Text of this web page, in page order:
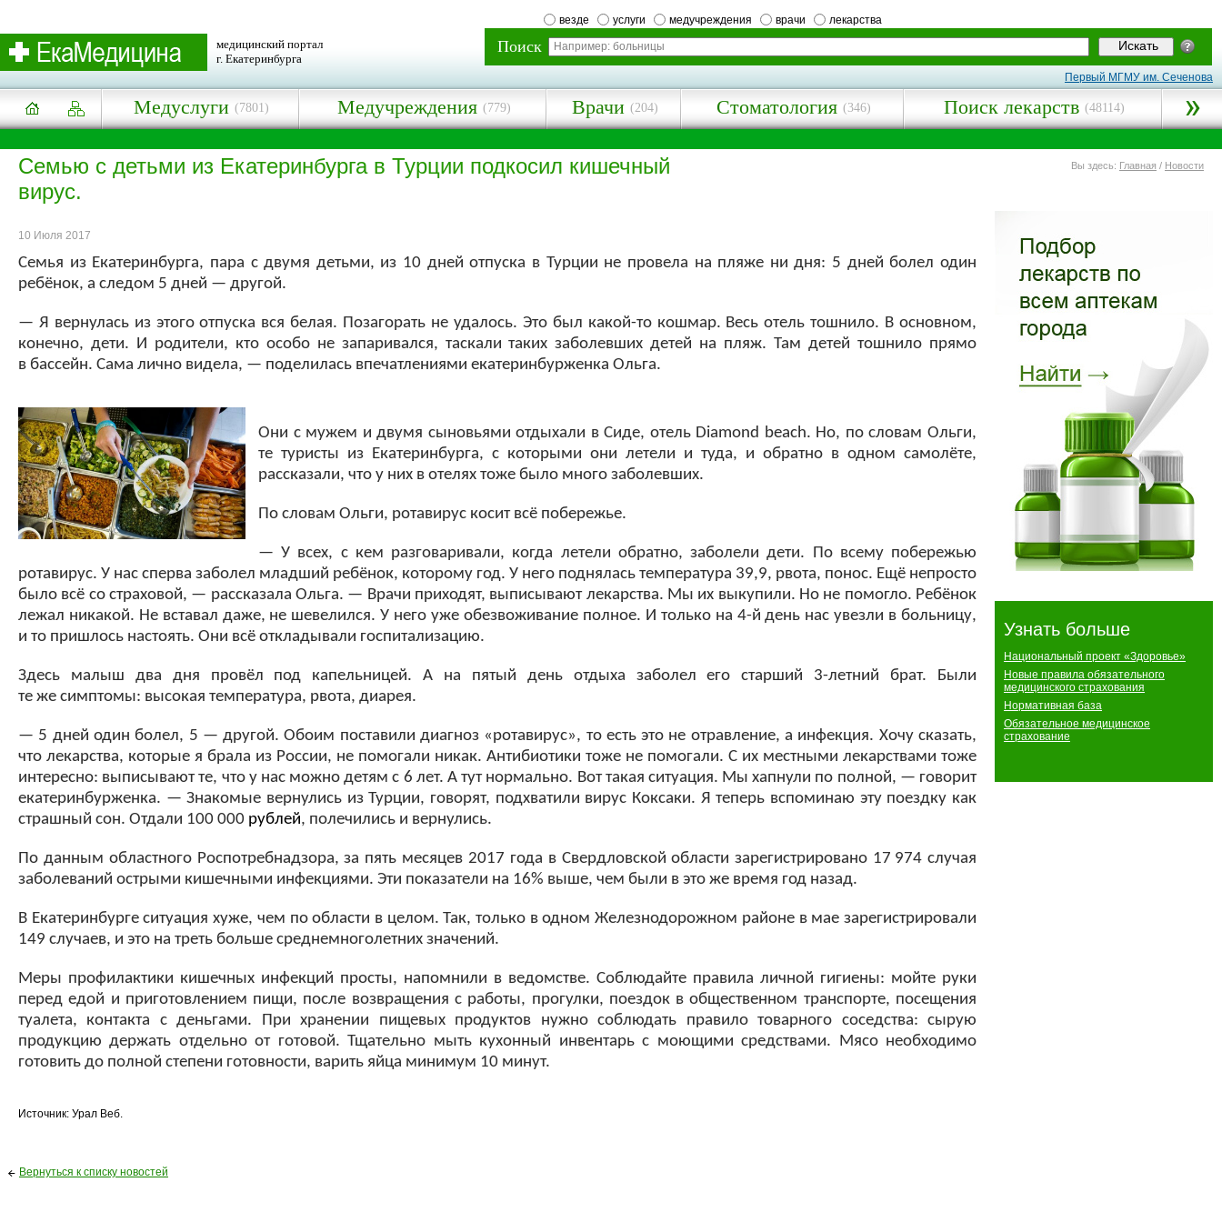
везде услуги медучреждения врачи лекарства
Поиск
медицинский портал
г. Екатеринбурга
Первый МГМУ им. Сеченова
Медуслуги (7801) Медучреждения (779) Врачи (204) Стоматология (346) Поиск лекарств (48114)
Семью с детьми из Екатеринбурга в Турции подкосил кишечный
вирус.
Вы здесь: Главная / Новости
Узнать больше
Национальный проект «Здоровье»
Новые правила обязательного
медицинского страхования
Нормативная база
Обязательное медицинское
страхование
10 Июля 2017
Семья из Екатеринбурга, пара с двумя детьми, из 10 дней отпуска в Турции не провела на пляже ни дня: 5 дней болел один
ребёнок, а следом 5 дней — другой.
— Я вернулась из этого отпуска вся белая. Позагорать не удалось. Это был какой-то кошмар. Весь отель тошнило. В основном,
конечно, дети. И родители, кто особо не запаривался, таскали таких заболевших детей на пляж. Там детей тошнило прямо
в бассейн. Сама лично видела, — поделилась впечатлениями екатеринбурженка Ольга.
Они с мужем и двумя сыновьями отдыхали в Сиде, отель Diamond beach. Но, по словам Ольги,
те туристы из Екатеринбурга, с которыми они летели и туда, и обратно в одном самолёте,
рассказали, что у них в отелях тоже было много заболевших.
По словам Ольги, ротавирус косит всё побережье.
— У всех, с кем разговаривали, когда летели обратно, заболели дети. По всему побережью
ротавирус. У нас сперва заболел младший ребёнок, которому год. У него поднялась температура 39,9, рвота, понос. Ещё непросто
было всё со страховой, — рассказала Ольга. — Врачи приходят, выписывают лекарства. Мы их выкупили. Но не помогло. Ребёнок
лежал никакой. Не вставал даже, не шевелился. У него уже обезвоживание полное. И только на 4-й день нас увезли в больницу,
и то пришлось настоять. Они всё откладывали госпитализацию.
Здесь малыш два дня провёл под капельницей. А на пятый день отдыха заболел его старший 3-летний брат. Были
те же симптомы: высокая температура, рвота, диарея.
— 5 дней один болел, 5 — другой. Обоим поставили диагноз «ротавирус», то есть это не отравление, а инфекция. Хочу сказать,
что лекарства, которые я брала из России, не помогали никак. Антибиотики тоже не помогали. С их местными лекарствами тоже
интересно: выписывают те, что у нас можно детям с 6 лет. А тут нормально. Вот такая ситуация. Мы хапнули по полной, — говорит
екатеринбурженка. — Знакомые вернулись из Турции, говорят, подхватили вирус Коксаки. Я теперь вспоминаю эту поездку как
страшный сон. Отдали 100 000 рублей, полечились и вернулись.
По данным областного Роспотребнадзора, за пять месяцев 2017 года в Свердловской области зарегистрировано 17 974 случая
заболеваний острыми кишечными инфекциями. Эти показатели на 16% выше, чем были в это же время год назад.
В Екатеринбурге ситуация хуже, чем по области в целом. Так, только в одном Железнодорожном районе в мае зарегистрировали
149 случаев, и это на треть больше среднемноголетних значений.
Меры профилактики кишечных инфекций просты, напомнили в ведомстве. Соблюдайте правила личной гигиены: мойте руки
перед едой и приготовлением пищи, после возвращения с работы, прогулки, поездок в общественном транспорте, посещения
туалета, контакта с деньгами. При хранении пищевых продуктов нужно соблюдать правило товарного соседства: сырую
продукцию держать отдельно от готовой. Тщательно мыть кухонный инвентарь с моющими средствами. Мясо необходимо
готовить до полной степени готовности, варить яйца минимум 10 минут.
Источник: Урал Веб.
Вернуться к списку новостей